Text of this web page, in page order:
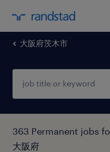
大阪府茨木市
363 Permanent jobs
大阪府